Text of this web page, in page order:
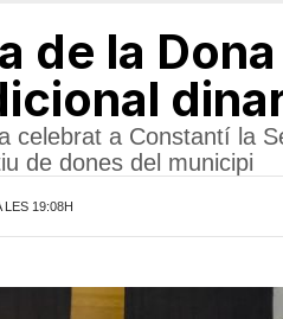
de la
celebrat a Constantí la
de dones del municipi
LES 19:08H